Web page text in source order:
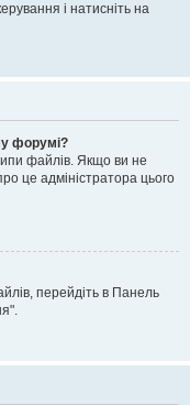
і натисніть на
форумі?
файлів. Якщо ви не
це адміністратора цього
перейдіть в Панель